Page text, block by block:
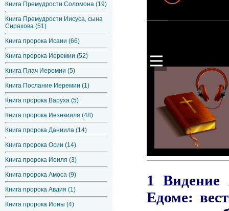
Книга Премудрости Соломона (19)
Книга Премудрости Иисуса, сына
Сирахова (51)
Книга пророка Исаии (66)
Книга пророка Иеремии (52)
Книга Плач Иеремии (5)
Книга Послание Иеремии (1)
Книга пророка Варуха (5)
Книга пророка Иезекииля (48)
Книга пророка Даниила (14)
Книга пророка Осии (14)
Книга пророка Иоиля (3)
Книга пророка Амоса (9)
Книга пророка Авдия (1)
Книга пророка Ионы (4)